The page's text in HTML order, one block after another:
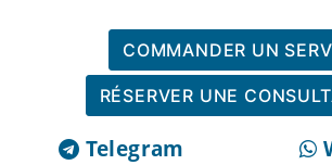
COMMANDER UN
RÉSERVER UNE
Telegram